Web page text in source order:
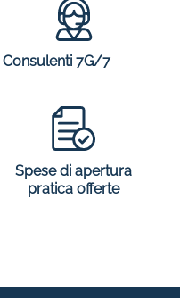
Consulenti 7G/7
Spese di apertura
pratica offerte